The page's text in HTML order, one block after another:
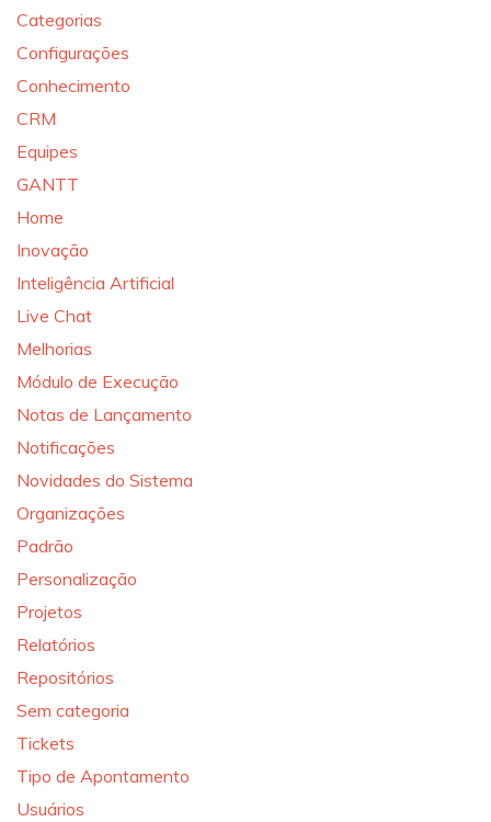
Categorias
Configurações
Conhecimento
CRM
Equipes
GANTT
Home
Inovação
Inteligência Artificial
Live Chat
Melhorias
Módulo de Execução
Notas de Lançamento
Notificações
Novidades do Sistema
Organizações
Padrão
Personalização
Projetos
Relatórios
Repositórios
Sem categoria
Tickets
Tipo de Apontamento
Usuários